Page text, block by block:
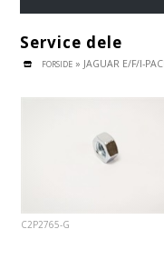
Service dele
FORSIDE » JAGUAR E/F/I-
C2P2765-G